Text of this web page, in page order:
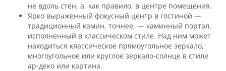
не вдоль стен, а, как правило, в центре помещения.
Ярко выраженный фокусный центр в гостиной —
традиционный камин, точнее, — каминный портал,
исполненный в классическом стиле. Над ним может
находиться классическое прямоугольное зеркало,
многоугольное или круглое зеркало-солнце в стиле
ар-деко или картина.